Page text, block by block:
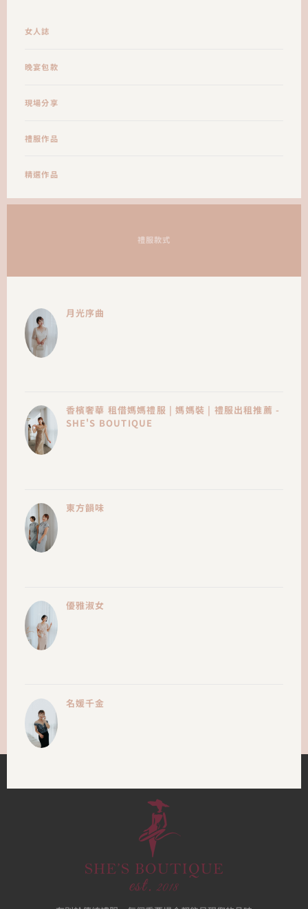
女人誌
晚宴包款
現場分享
禮服作品
精選作品
禮服款式
月光序曲
香檳奢華 租借媽媽禮服 | 媽媽裝 | 禮服出租推薦 -
SHE'S BOUTIQUE
東方韻味
優雅淑女
名媛千金